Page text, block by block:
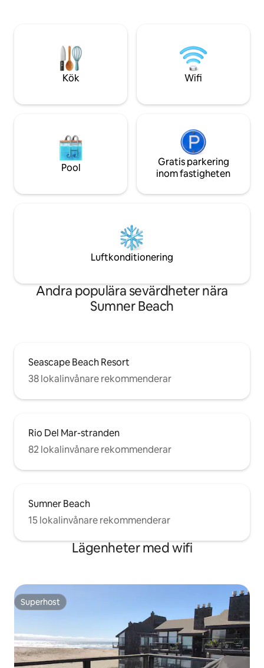
träden med havsutsikt och har tre
upphöjda altaner, varav en med
hängmatta. Perfekt för avkoppling och
för att njuta av de omgivande
inne och ute. Ta
utforska
Beach, eller våga
till S
Kök Wifi
Pool
Gratis parkering
inom fastigheten
Luftkonditionering
Andra populära sevärdheter nära
Sumner Beach
Seascape Beach Resort
38 lokalinvånare rekommenderar
Rio Del Mar-stranden
82 lokalinvånare rekommenderar
Sumner Beach
15 lokalinvånare rekommenderar
Lägenheter med wifi
Superhost
Superhost